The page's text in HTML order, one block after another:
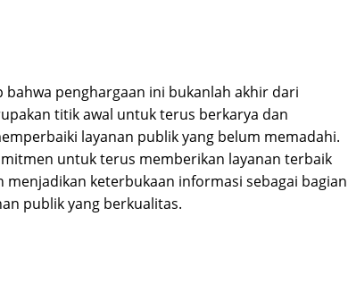
bahwa penghargaan ini bukanlah akhir dari
titik awal untuk terus berkarya dan
layanan publik yang belum memadahi.
untuk terus memberikan layanan terbaik
menjadikan keterbukaan informasi sebagai bagian
publik yang berkualitas.